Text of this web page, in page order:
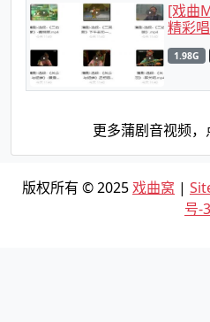
[戏曲
精彩
1.98G
更多蒲剧音视频
版权所有 © 2025戏曲窝 |
号-3